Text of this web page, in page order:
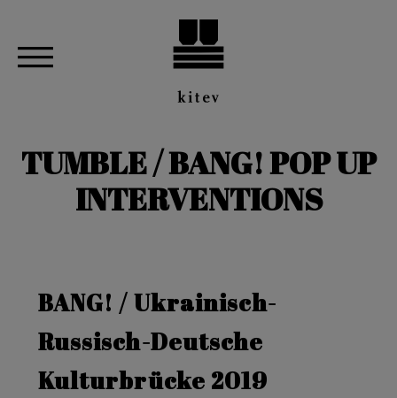
TUMBLE / BANG! POP UP
INTERVENTIONS
BANG! / Ukrainisch-
Russisch-Deutsche
Kulturbrücke 2019